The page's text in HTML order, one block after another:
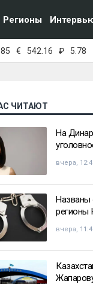
Регионы
€ 542.16 ₽ 5.78
ЧИТАЮТ
На
вчера,
Названы
регионы
вчера,